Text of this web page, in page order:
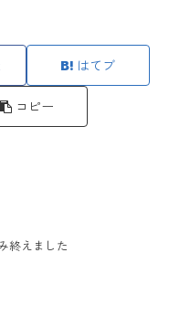
はてブ
コピー
えました